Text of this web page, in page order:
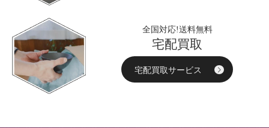
全国対応!送料無料
宅配買取
宅配買取サービス